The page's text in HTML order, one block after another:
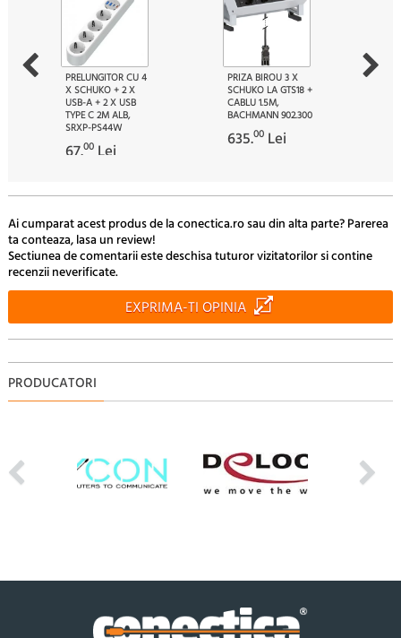
PRELUNGITOR CU 4
X SCHUKO + 2 X
USB-A + 2 X USB
TYPE C 2M ALB,
SRXP-PS44W
67.00 Lei
PRIZA BIROU 3 X
SCHUKO LA GTS18 +
CABLU 1.5M,
BACHMANN 902.300
635.00 Lei
Ai cumparat acest produs de la conectica.ro sau din alta parte? Parerea
ta conteaza, lasa un review!
Sectiunea de comentarii este deschisa tuturor vizitatorilor si contine
recenzii neverificate.
EXPRIMA-TI OPINIA
PRODUCATORI